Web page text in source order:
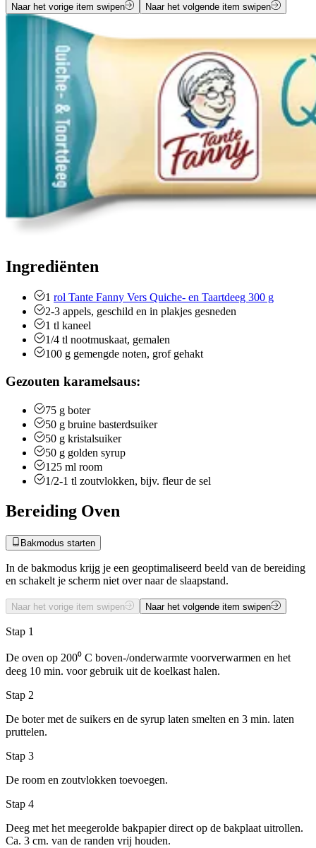
Naar het vorige item swipen Naar het volgende item swipen
Ingrediënten
1 rol Tante Fanny Vers Quiche- en Taartdeeg 300 g
2-3 appels, geschild en in plakjes gesneden
1 tl kaneel
1/4 tl nootmuskaat, gemalen
100 g gemengde noten, grof gehakt
Gezouten karamelsaus:
75 g boter
50 g bruine basterdsuiker
50 g kristalsuiker
50 g golden syrup
125 ml room
1/2-1 tl zoutvlokken, bijv. fleur de sel
Bereiding Oven
Bakmodus starten
In de bakmodus krijg je een geoptimaliseerd beeld van de bereiding
en schakelt je scherm niet over naar de slaapstand.
Naar het vorige item swipen Naar het volgende item swipen
Stap 1
De oven op 200⁰ C boven-/onderwarmte voorverwarmen en het
deeg 10 min. voor gebruik uit de koelkast halen.
Stap 2
De boter met de suikers en de syrup laten smelten en 3 min. laten
pruttelen.
Stap 3
De room en zoutvlokken toevoegen.
Stap 4
Deeg met het meegerolde bakpapier direct op de bakplaat uitrollen.
Ca. 3 cm. van de randen vrij houden.